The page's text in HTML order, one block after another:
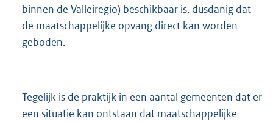
binnen de Valleiregio) beschikbaar is, dusdanig dat
de maatschappelijke opvang direct kan worden
geboden.
Tegelijk is de praktijk in een aantal gemeenten dat er
een situatie kan ontstaan dat maatschappelijke